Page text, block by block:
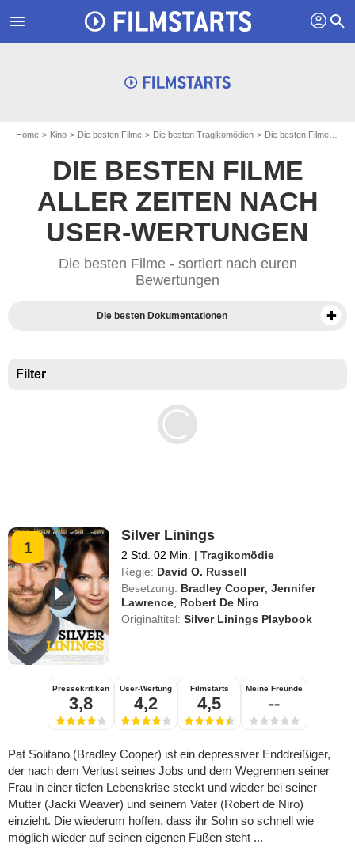
menu profil search
Home Kino Die besten Filme Die besten Tragikomödien Die besten Filme der Jahre 2010
DIE BESTEN FILME
ALLER ZEITEN NACH
USER-WERTUNGEN
Die besten Filme - sortiert nach euren
Bewertungen
Die besten Dokumentationen
Filter
1
Silver Linings
2 Std. 02 Min. | Tragikomödie
Regie: David O. Russell
Besetzung: Bradley Cooper,Jennifer
Lawrence Robert De Niro
Originaltitel:Silver Linings Playbook
Pressekritiken
3,8
User-Wertung
4,2
Filmstarts
4,5
Meine Freunde
--
Pat Solitano (Bradley Cooper) ist ein depressiver Enddreißiger,
der nach dem Verlust seines Jobs und dem Wegrennen seiner
Frau in einer tiefen Lebenskrise steckt und wieder bei seiner
Mutter (Jacki Weaver) und seinem Vater (Robert de Niro)
einzieht. Die wiederum hoffen, dass ihr Sohn so schnell wie
möglich wieder auf seinen eigenen Füßen steht ...